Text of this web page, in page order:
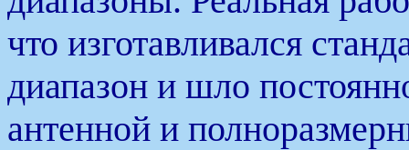
что изготавливался
диапазон и шло
антенной и